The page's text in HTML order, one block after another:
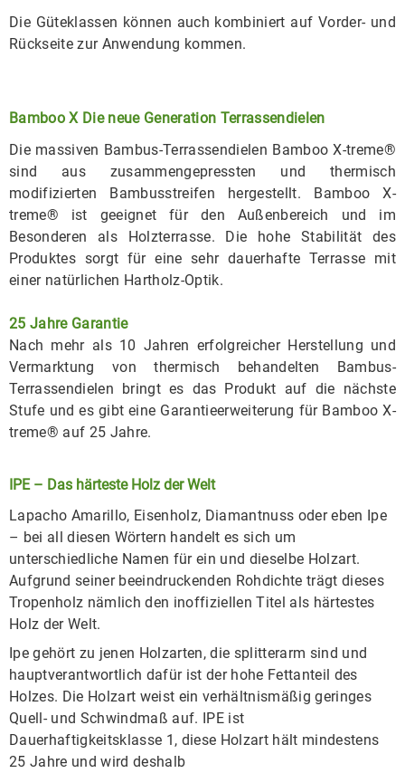
Die Güteklassen können auch kombiniert auf Vorder- und
Rückseite zur Anwendung kommen.
Bamboo X Die neue Generation Terrassendielen
Die massiven Bambus-Terrassendielen Bamboo X-treme®
sind aus zusammengepressten und thermisch
modifizierten Bambusstreifen hergestellt. Bamboo X-
treme® ist geeignet für den Außenbereich und im
Besonderen als Holzterrasse. Die hohe Stabilität des
Produktes sorgt für eine sehr dauerhafte Terrasse mit
einer natürlichen Hartholz-Optik.
25 Jahre Garantie
Nach mehr als 10 Jahren erfolgreicher Herstellung und
Vermarktung von thermisch behandelten Bambus-
Terrassendielen bringt es das Produkt auf die nächste
Stufe und es gibt eine Garantieerweiterung für Bamboo X-
treme® auf 25 Jahre.
IPE – Das härteste Holz der Welt
Lapacho Amarillo, Eisenholz, Diamantnuss oder eben Ipe
– bei all diesen Wörtern handelt es sich um
unterschiedliche Namen für ein und dieselbe Holzart.
Aufgrund seiner beeindruckenden Rohdichte trägt dieses
Tropenholz nämlich den inoffiziellen Titel als härtestes
Holz der Welt.
Ipe gehört zu jenen Holzarten, die splitterarm sind und
hauptverantwortlich dafür ist der hohe Fettanteil des
Holzes. Die Holzart weist ein verhältnismäßig geringes
Quell- und Schwindmaß auf. IPE ist
Dauerhaftigkeitsklasse 1, diese Holzart hält mindestens
25 Jahre und wird deshalb